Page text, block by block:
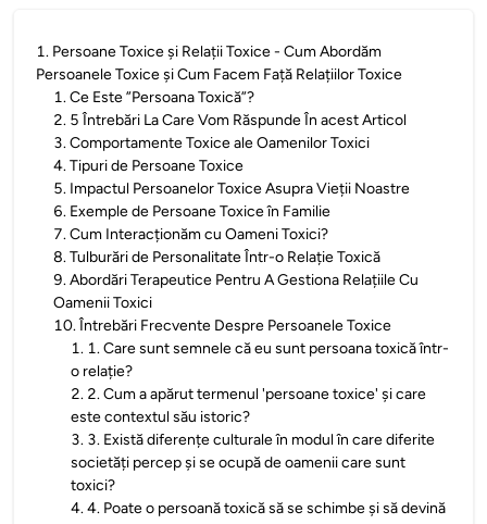
1. Persoane Toxice și Relații Toxice - Cum Abordăm
Persoanele Toxice și Cum Facem Față Relațiilor Toxice
1.Ce Este ”Persoana Toxică”?
2. 5 Întrebări La Care Vom Răspunde În acest Articol
3.Comportamente Toxice ale Oamenilor Toxici
4.Tipuri de Persoane Toxice
5. Impactul Persoanelor Toxice Asupra Vieții Noastre
6. Exemple de Persoane Toxice în Familie
7.Cum Interacționăm cu Oameni Toxici?
8.Tulburări de Personalitate Într-o Relație Toxică
9.Abordări Terapeutice Pentru A Gestiona Relațiile Cu
Oamenii Toxici
10.Întrebări Frecvente Despre Persoanele Toxice
1. 1. Care sunt semnele că eu sunt persoana toxică într-
o relație?
2. 2. Cum a apărut termenul 'persoane toxice' și care
este contextul său istoric?
3. 3. Există diferențe culturale în modul în care diferite
societăți percep și se ocupă de oamenii care sunt
toxici?
4.4. Poate o persoană toxică să se schimbe și să devină